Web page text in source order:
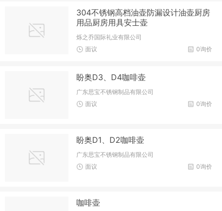
304不锈钢高档油壶防漏设计油壶厨房
用品厨房用具安士壶
烁之乔国际礼业有限公司
0询价
面议
盼奥D3、D4咖啡壶
广东思宝不锈钢制品有限公司
0询价
面议
盼奥D1、D2咖啡壶
广东思宝不锈钢制品有限公司
0询价
面议
咖啡壶